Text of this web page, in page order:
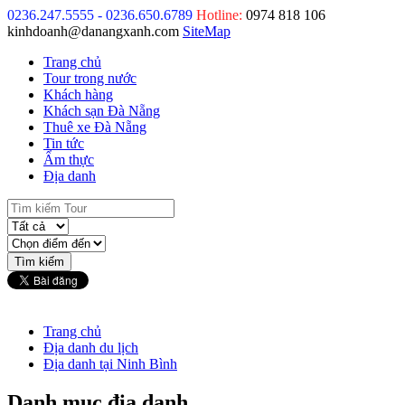
0236.247.5555 - 0236.650.6789 Hotline: 0974 818 106
kinhdoanh@danangxanh.com SiteMap
Trang chủ
Tour trong nước
Khách hàng
Khách sạn Đà Nẵng
Thuê xe Đà Nẵng
Tin tức
Ẩm thực
Địa danh
Trang chủ
Địa danh du lịch
Địa danh tại Ninh Bình